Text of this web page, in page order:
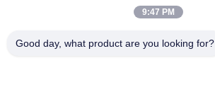
9:47 PM
Good day, what product are you looking for?